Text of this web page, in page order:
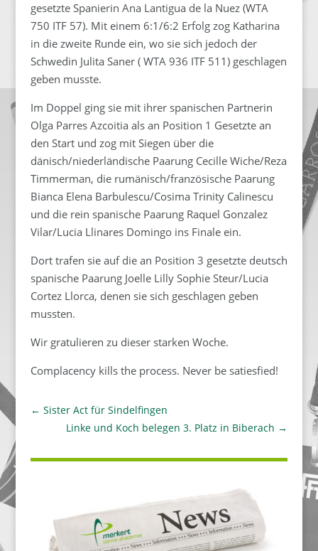
gesetzte Spanierin Ana Lantigua de la Nuez (WTA
750 ITF 57). Mit einem 6:1/6:2 Erfolg zog Katharina
in die zweite Runde ein, wo sie sich jedoch der
Schwedin Julita Saner ( WTA 936 ITF 511) geschlagen
geben musste.
Im Doppel ging sie mit ihrer spanischen Partnerin
Olga Parres Azcoitia als an Position 1 Gesetzte an
den Start und zog mit Siegen über die
dänisch/niederländische Paarung Cecille Wiche/Reza
Timmerman, die rumänisch/französische Paarung
Bianca Elena Barbulescu/Cosima Trinity Calinescu
und die rein spanische Paarung Raquel Gonzalez
Vilar/Lucia Llinares Domingo ins Finale ein.
Dort trafen sie auf die an Position 3 gesetzte deutsch
spanische Paarung Joelle Lilly Sophie Steur/Lucia
Cortez Llorca, denen sie sich geschlagen geben
mussten.
Wir gratulieren zu dieser starken Woche.
Complacency kills the process. Never be satiesfied!
← Sister Act für Sindelfingen
Linke und Koch belegen 3. Platz in Biberach →